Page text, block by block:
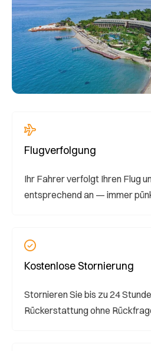
Flugverfolgung
Ihr Fahrer verfolgt Ihren Flug
entsprechend an — immer
Kostenlose Stornierung
Stornieren Sie bis zu 24
Rückerstattung ohne